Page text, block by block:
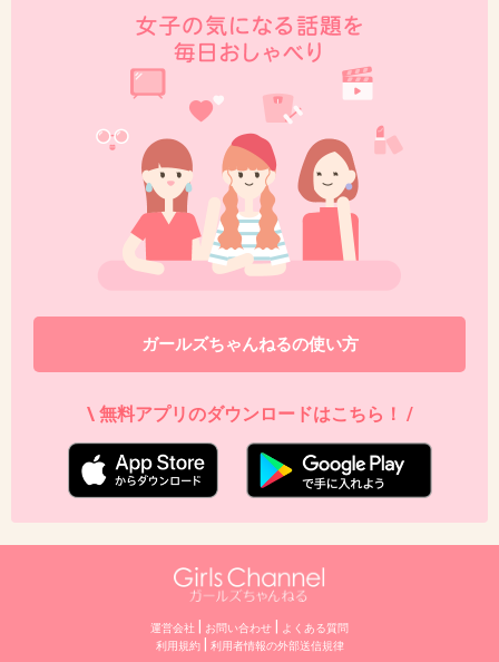
2017/04/10(月) 16:25:58
自分の背が高いから背が高いのはアリ。
逆に170以下はごめんなさい。
+297
47. 匿名2017/04/10(月) 16:26:06
むしろ向こうが自分のことを対象にしないと思
高身長な人はバレー選手くらい高身長の人が好
きだよね
+142
ガールズちゃんねるの使い方
\ 無料アプリのダウンロードはこちら！ /
運営会社 お問い合わせ
よくある質問
利用規約| 利⽤者情報の外部送信規律